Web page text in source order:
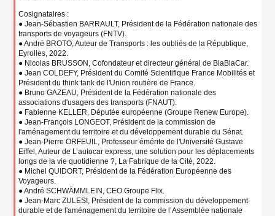
Cosignataires :
● Jean-Sébastien BARRAULT, Président de la Fédération nationale des
transports de voyageurs (FNTV).
● André BROTO, Auteur de Transports : les oubliés de la République,
Eyrolles, 2022.
● Nicolas BRUSSON, Cofondateur et directeur général de BlaBlaCar.
● Jean COLDEFY, Président du Comité Scientifique France Mobilités et
Président du think tank de l'Union routière de France.
● Bruno GAZEAU, Président de la Fédération nationale des
associations d'usagers des transports (FNAUT).
● Fabienne KELLER, Députée européenne (Groupe Renew Europe).
● Jean-François LONGEOT, Président de la commission de
l'aménagement du territoire et du développement durable du Sénat.
● Jean-Pierre ORFEUIL, Professeur émérite de l'Université Gustave
Eiffel, Auteur de L’autocar express, une solution pour les déplacements
longs de la vie quotidienne ?, La Fabrique de la Cité, 2022.
● Michel QUIDORT, Président de la Fédération Européenne des
Voyageurs.
● André SCHWÄMMLEIN, CEO Groupe Flix.
● Jean-Marc ZULESI, Président de la commission du développement
durable et de l'aménagement du territoire de l’Assemblée nationale